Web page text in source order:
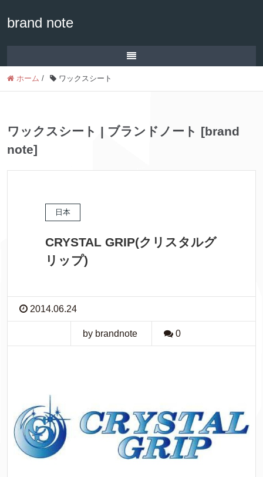
brand note
ホーム / ワックスシート
ワックスシート | ブランドノート [brand
note]
日本
CRYSTAL GRIP(クリスタルグ
リップ)
2014.06.24
by brandnote 0